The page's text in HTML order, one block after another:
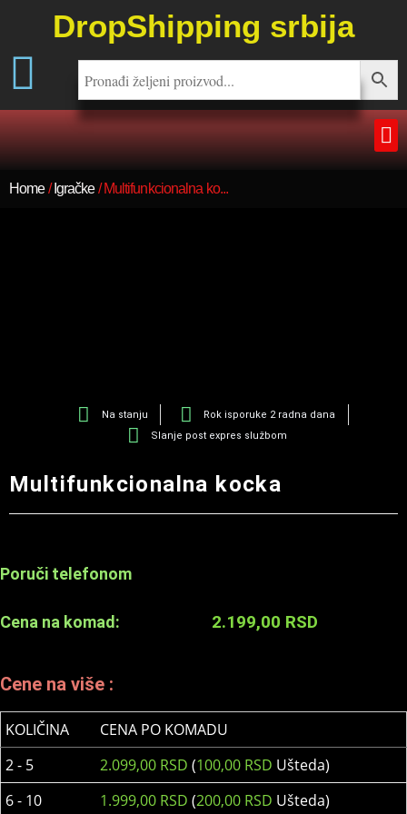
DropShipping srbija
Home/ Igračke/ Multifunkcionalna ko...
Na stanju
Rok isporuke 2 radna dana
Slanje post expres službom
Multifunkcionalna kocka
Poruči telefonom
Cena na komad: 2.199,00 RSD
Cene na više :
KOLIČINA
CENA PO KOMADU
2 - 5
2.099,00 RSD (100,00 RSD Ušteda)
6 - 10
1.999,00 RSD (200,00 RSD Ušteda)